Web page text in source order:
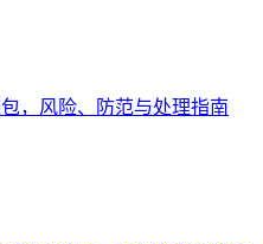
，风险、防范与处理指南